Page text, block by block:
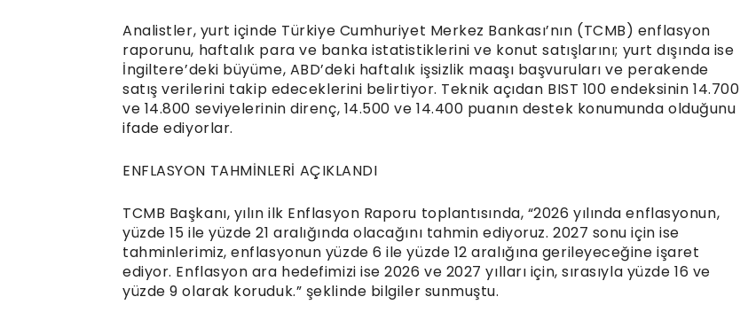
Analistler, yurt içinde Türkiye Cumhuriyet Merkez Bankası’nın (TCMB) enflasyon
raporunu, haftalık para ve banka istatistiklerini ve konut satışlarını; yurt dışında ise
İngiltere’deki büyüme, ABD’deki haftalık işsizlik maaşı başvuruları ve perakende
satış verilerini takip edeceklerini belirtiyor. Teknik açıdan BIST 100 endeksinin 14.700
ve 14.800 seviyelerinin direnç, 14.500 ve 14.400 puanın destek konumunda olduğunu
ifade ediyorlar.
ENFLASYON TAHMİNLERİ AÇIKLANDI
TCMB Başkanı, yılın ilk Enflasyon Raporu toplantısında, “2026 yılında enflasyonun,
yüzde 15 ile yüzde 21 aralığında olacağını tahmin ediyoruz. 2027 sonu için ise
tahminlerimiz, enflasyonun yüzde 6 ile yüzde 12 aralığına gerileyeceğine işaret
ediyor. Enflasyon ara hedefimizi ise 2026 ve 2027 yılları için, sırasıyla yüzde 16 ve
yüzde 9 olarak koruduk.” şeklinde bilgiler sunmuştu.